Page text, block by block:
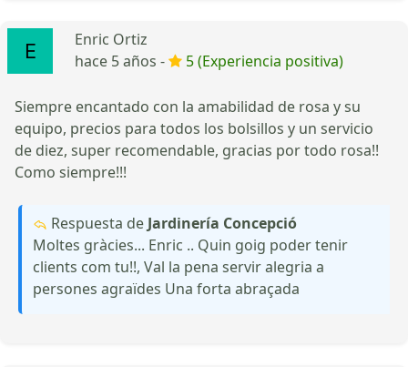
Enric Ortiz
hace 5 años -
5 (Experiencia positiva)
Siempre encantado con la amabilidad de rosa y su
equipo, precios para todos los bolsillos y un servicio
de diez, super recomendable, gracias por todo rosa!!
Como siempre!!!
Respuesta de Jardinería Concepció
Moltes gràcies... Enric .. Quin goig poder tenir
clients com tu!!, Val la pena servir alegria a
persones agraïdes Una forta abraçada